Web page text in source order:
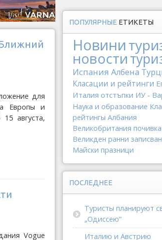
для
Европы и
августа,
Vogue
ПОПУЛЯРНЫЕ ЕТИКЕТЫ
Новини
новости
Испания Албена
Класации и рейтинги
Италия отстъпки ИУ -
Наука и образование
рейтингы Албания
Великобритания почивка
Великден ранни
Майски празници
ПОСЛЕДНЕЕ
Туристы планируют
„Одиссею“
Италию и Австрию